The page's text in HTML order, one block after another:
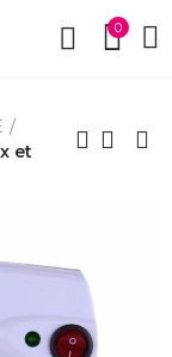
0
et